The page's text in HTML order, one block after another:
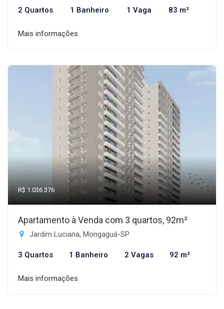
2 Quartos 1 Banheiro 1 Vaga 83 m²
Mais informações
R$ 1.036.376
Apartamento à Venda com 3 quartos, 92m²
Jardim Luciana, Mongaguá-SP
3 Quartos 1 Banheiro 2 Vagas 92 m²
Mais informações